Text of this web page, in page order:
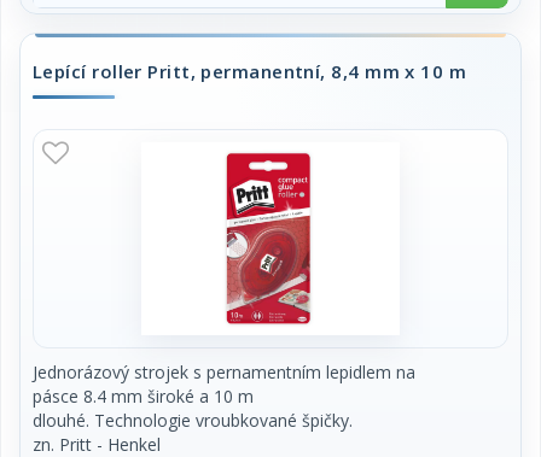
Lepící roller Pritt, permanentní, 8,4 mm x 10 m
Jednorázový strojek s pernamentním lepidlem na
pásce 8.4 mm široké a 10 m
dlouhé. Technologie vroubkované špičky.
zn. Pritt - Henkel